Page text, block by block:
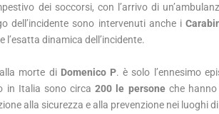
dei soccorsi, con l’arrivo di
dell’incidente sono intervenuti anche i
dinamica dell’incidente.
morte di Domenico P. è solo l’ennesimo
in Italia sono circa200 le personeche hanno
alla sicurezza e alla prevenzione nei luoghi